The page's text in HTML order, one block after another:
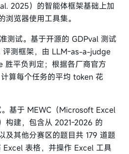
2025）的智能体框架基础上加
览器使用工具集。
测试。基于开源的 GDPval 测试
测框架，由 LLM-as-a-judge
胜平负判定；根据各厂商官方
算每个任务的平均 token 花
。基于 MEWC（Microsoft Excel
构建，包含从 2021-2026 的
及其他分赛区的题目共 179 道题
Excel 表格，并操作 Excel 工具